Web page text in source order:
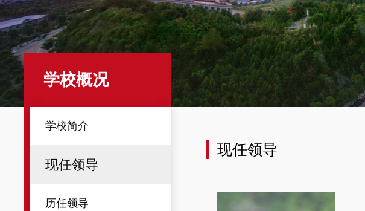
学校概况
学校简介
现任领导
历任领导
现任领导